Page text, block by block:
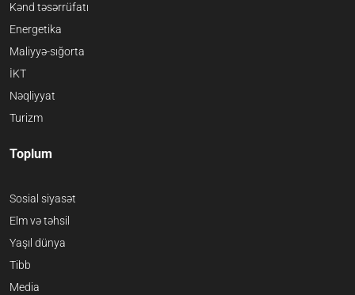
Kənd təsərrüfatı
Energetika
Maliyyə-sığorta
İKT
Nəqliyyat
Turizm
Toplum
Sosial siyasət
Elm və təhsil
Yaşıl dünya
Tibb
Media